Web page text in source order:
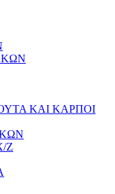
ΚΑΙ ΚΑΡΠΟΙ
Ζ